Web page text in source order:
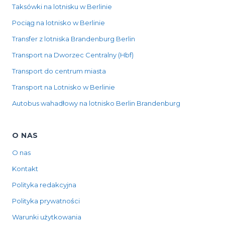
Taksówki na lotnisku w Berlinie
Pociąg na lotnisko w Berlinie
Transfer z lotniska Brandenburg Berlin
Transport na Dworzec Centralny (Hbf)
Transport do centrum miasta
Transport na Lotnisko w Berlinie
Autobus wahadłowy na lotnisko Berlin Brandenburg
O NAS
O nas
Kontakt
Polityka redakcyjna
Polityka prywatności
Warunki użytkowania